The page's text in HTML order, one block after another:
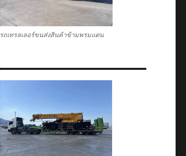
รถเทรลเลอร์ขนส่งสินค้าข้ามพรมแดน